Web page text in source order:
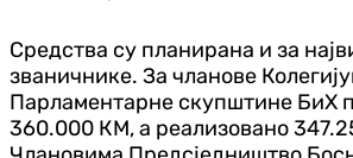
Средства су планирана и за
званичнике. За чланове
Парламентарне скупштине БиХ
360.000 КМ, а реализовано